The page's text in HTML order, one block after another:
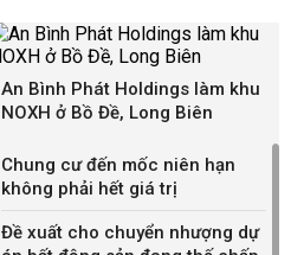
An Bình Phát Holdings làm khu
NOXH ở Bồ Đề, Long Biên
Chung cư đến mốc niên hạn
không phải hết giá trị
Đề xuất cho chuyển nhượng dự